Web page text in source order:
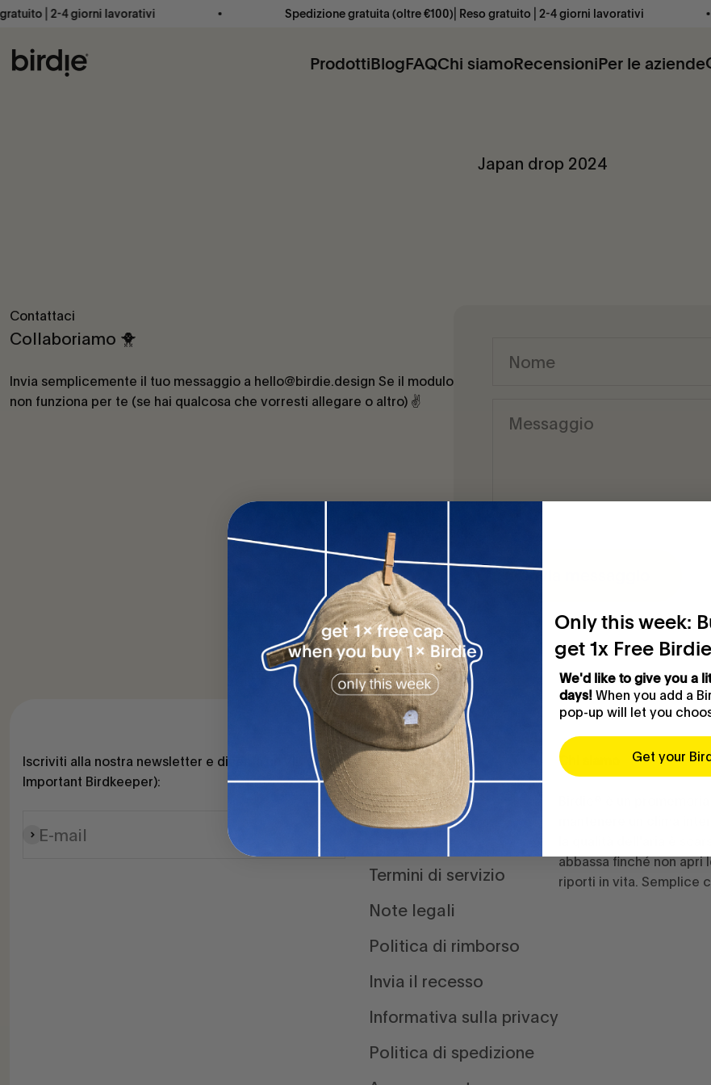
Vai al contenuto
⎜2-4 giorni lavorativi Spedizione gratuita (oltre €100)⎜Reso gratuito ⎜2-4 giorni lavorativi
ProdottiBlogFAQChi siamoRecensioniPer le aziende
Birdie Scandinavia ApS
Japan drop 2024
Contattaci
Collaboriamo 🐥
Invia semplicemente il tuo messaggio a hello@birdie.design Se il modulo
non funziona per te (se hai qualcosa che vorresti allegare o altro) ✌️
Nome
Messaggio
Invia messaggio
Iscriviti alla nostra newsletter e diventa un VIB (Very
Important Birdkeeper):
E-mail
Iscriviti alla newsletter
Servizio clienti
FAQ
Termini di servizio
Note legali
Politica di rimborso
Invia il recesso
Informativa sulla privacy
Politica di spedizione
Chi siamo
abbassa finché non apri
riporti in vita. Semplice
Only this week:
get 1x Free
We'd like to give you a
days! When you add a
pop-up will let you
Get your